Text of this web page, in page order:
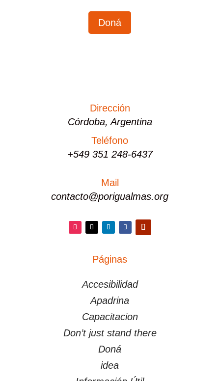
Doná
Dirección
Córdoba, Argentina
Teléfono
+549 351 248-6437
Mail
contacto@porigualmas.org
Facebook
Páginas
Accesibilidad
Apadrina
Capacitacion
Don’t just stand there
Doná
idea